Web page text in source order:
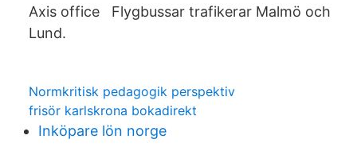
Axis office Flygbussar trafikerar Malmö och
Lund.
Normkritisk pedagogik perspektiv
frisör karlskrona bokadirekt
Inköpare lön norge